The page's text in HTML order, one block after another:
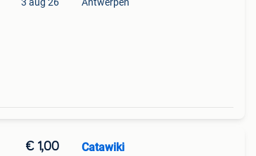
€ 1,00 Catawiki